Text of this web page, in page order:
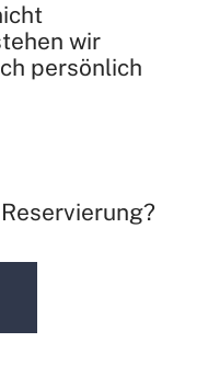
wir
persönlich